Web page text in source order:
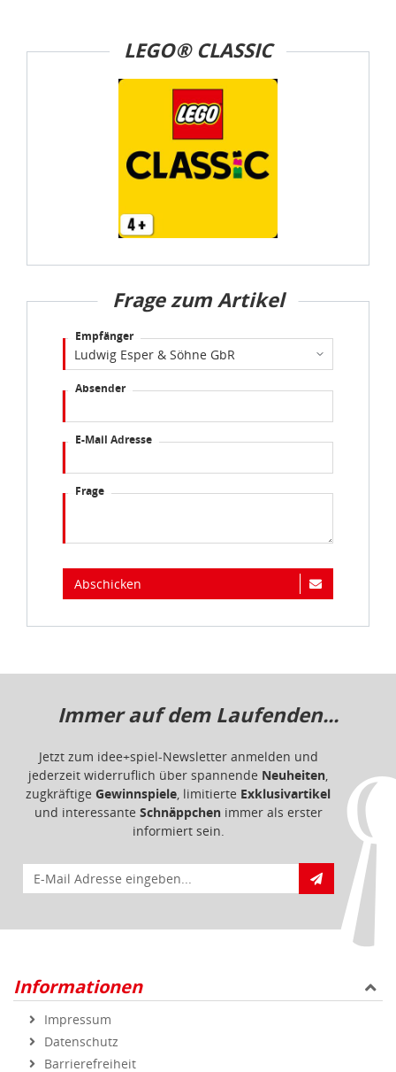
LEGO® CLASSIC
Frage zum Artikel
Empfänger
Absender
E-Mail Adresse
Frage
Abschicken
Immer auf dem Laufenden...
Jetzt zum idee+spiel-Newsletter anmelden und
jederzeit widerruflich über spannende Neuheiten,
zugkräftige Gewinnspiele, limitierte Exklusivartikel
und interessante Schnäppchenimmer als erster
informiert sein.
E-Mail für Newsletteranmeldung
Informationen
Impressum
Datenschutz
Barrierefreiheit